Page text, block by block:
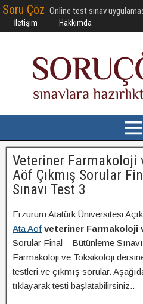
Soru Çöz Online test sınav
İletişim Hakkımda
Veteriner Farmakoloji
Aöf Çıkmış Sorular
Sınavı Test 3
Erzurum Atatürk Üniversitesi
Ata Aöf veteriner Farmakoloji
Sorular Final – Bütünleme
Farmakoloji ve Toksikoloji
testleri ve çıkmış sorular.
tıklayarak testi başlatabilirsiniz..